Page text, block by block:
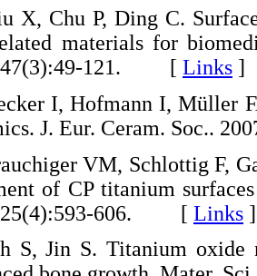
X, Chu P, Ding C.
materials for
121. [ Links ]
I, Hofmann I, Müller
J. Eur. Ceram. Soc..
VM, Schlottig F,
of CP titanium
606. [ Links ]
S, Jin S. Titanium oxide